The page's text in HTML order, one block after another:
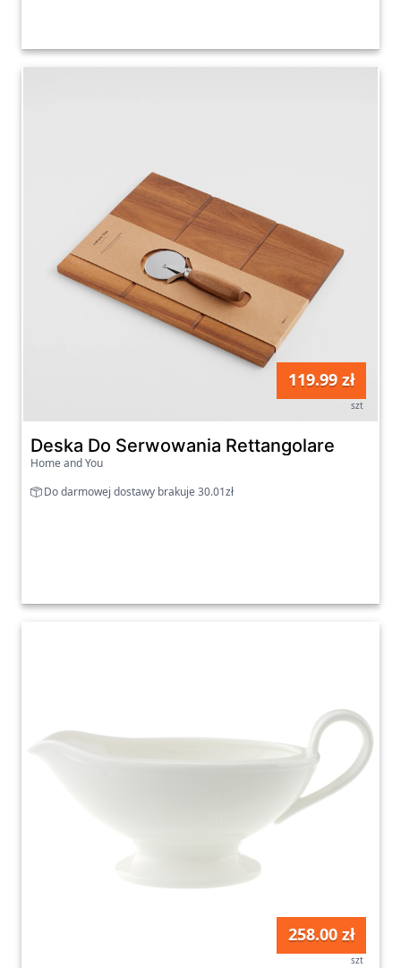
119.99 zł
szt
Deska Do Serwowania Rettangolare
Home and You
Do darmowej dostawy brakuje 30.01zł
258.00 zł
szt